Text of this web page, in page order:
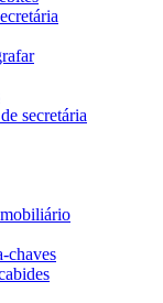
secretária
chaves